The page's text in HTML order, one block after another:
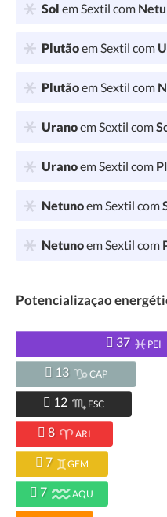
Sol em Sextil com
Plutãoem Sextil com
Plutãoem Sextil com
Uranoem Sextil com
Uranoem Sextil com
Netunoem Sextil com
Netunoem Sextil com
Potencializaçao
37 PEI
13 CAP
12 ESC
8 ARI
7 GEM
7 AQU